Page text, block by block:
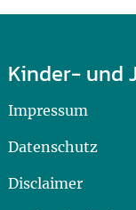
Kinder- und
Impressum
Datenschutz
Disclaimer